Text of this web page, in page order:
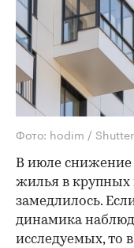
Фото: hodim /
В июле
жилья в крупных
замедлилось.
динамика
исследуемых, то